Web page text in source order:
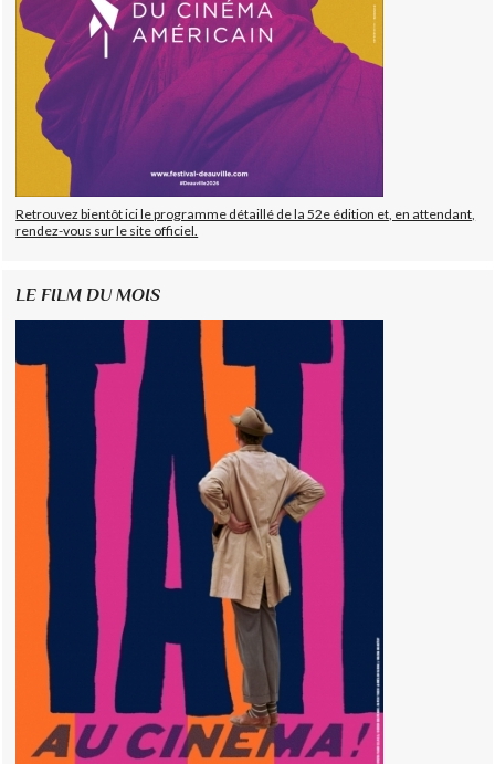
Retrouvez bientôt ici le programme détaillé de la 52e édition et, en attendant,
rendez-vous sur le site officiel.
LE FILM DU MOIS